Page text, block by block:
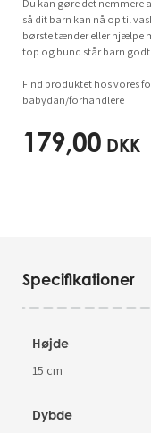
Du kan gøre det
så dit barn kan nå op til
børste tænder eller hjælpe
top og bund står barn godt
Find produktet hos vores
babydan/forhandlere
179,00 DKK
Specifikationer
Højde
15 cm
Dybde